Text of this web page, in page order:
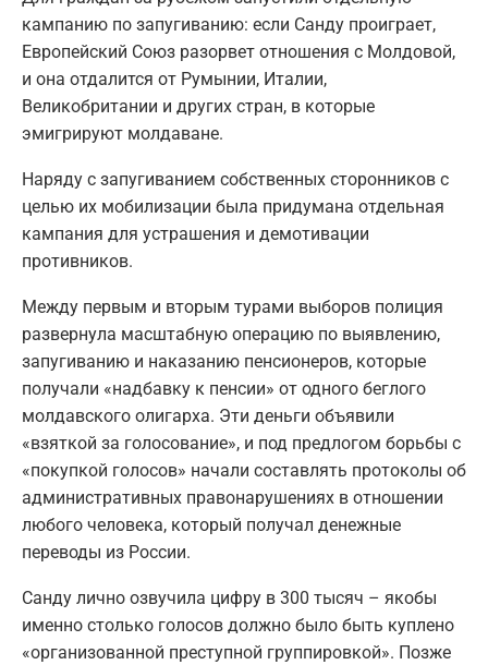
кампанию по запугиванию: если Санду проиграет,
Европейский Союз разорвет отношения с Молдовой,
и она отдалится от Румынии, Италии,
Великобритании и других стран, в которые
эмигрируют молдаване.
Наряду с запугиванием собственных сторонников с
целью их мобилизации была придумана отдельная
кампания для устрашения и демотивации
противников.
Между первым и вторым турами выборов полиция
развернула масштабную операцию по выявлению,
запугиванию и наказанию пенсионеров, которые
получали «надбавку к пенсии» от одного беглого
молдавского олигарха. Эти деньги объявили
«взяткой за голосование», и под предлогом борьбы с
«покупкой голосов» начали составлять протоколы об
административных правонарушениях в отношении
любого человека, который получал денежные
переводы из России.
Санду лично озвучила цифру в 300 тысяч – якобы
именно столько голосов должно было быть куплено
«организованной преступной группировкой». Позже